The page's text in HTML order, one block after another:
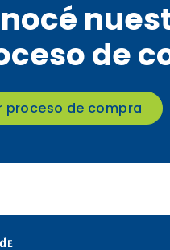
de
proceso de compra